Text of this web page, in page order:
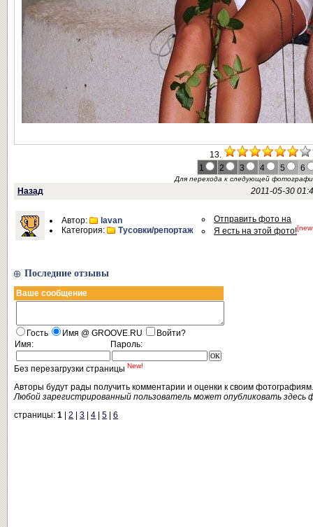
13.
1
2 3 4 5 6
Для перехода к следующей
Назад 2011-05-30
Автор:
lavan
Категория:
Тусовки/репортаж
Отправить фото на
Я есть на этой фото!
Последние отзывы
Ваше сообщение
Гость Имя @ GROOVE.RU
Войти?
Имя:
Пароль:
Без перезагрузки страницы New!
Авторы будут рады получить комментарии и оценки к своим
Любой зарегистрированный пользователь может опубликовать здесь
страницы: 1 2 3 4 5 6